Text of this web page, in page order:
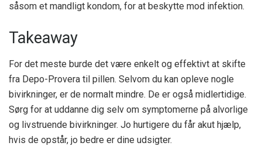
såsom et mandligt kondom, for at beskytte mod infektion.
Takeaway
For det meste burde det være enkelt og effektivt at skifte
fra Depo-Provera til pillen. Selvom du kan opleve nogle
bivirkninger, er de normalt mindre. De er også midlertidige.
Sørg for at uddanne dig selv om symptomerne på alvorlige
og livstruende bivirkninger. Jo hurtigere du får akut hjælp,
hvis de opstår, jo bedre er dine udsigter.